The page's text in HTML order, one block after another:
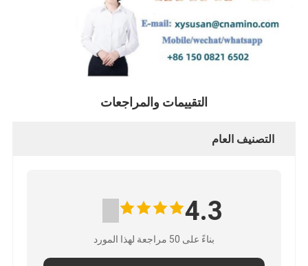
التقييمات والمراجعات
التصنيف العام
4.3
بناءً على 50 مراجعة لهذا المورد